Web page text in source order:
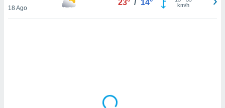
ni para
18 Ago
23° / 14°
km/h